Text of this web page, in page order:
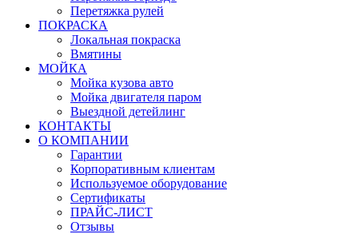
Перетяжка рулей
ПОКРАСКА
Локальная покраска
Вмятины
МОЙКА
Мойка кузова авто
Мойка двигателя паром
Выездной детейлинг
КОНТАКТЫ
О КОМПАНИИ
Гарантии
Корпоративным клиентам
Используемое оборудование
Сертификаты
ПРАЙС-ЛИСТ
Отзывы